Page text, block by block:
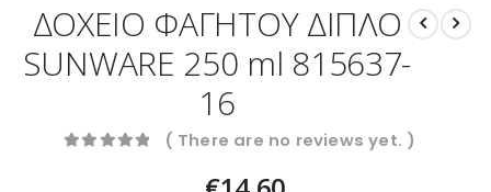
ΔΟΧΕΙΟ ΦΑΓΗΤΟΥ ΔΙΠΛΟ
SUNWARE 250 ml 815637-
16
( There are no reviews yet. )